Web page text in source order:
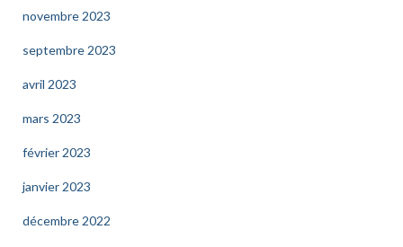
novembre 2023
septembre 2023
avril 2023
mars 2023
février 2023
janvier 2023
décembre 2022